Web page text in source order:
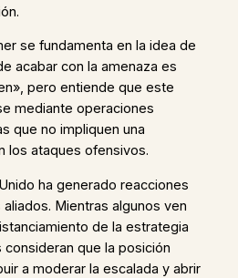
se fundamenta en la idea de
acabar con la amenaza es
pero entiende que este
mediante operaciones
que no impliquen una
los ataques ofensivos.
ha generado reacciones
Mientras algunos ven
de la estrategia
que la posición
a moderar la escalada y abrir